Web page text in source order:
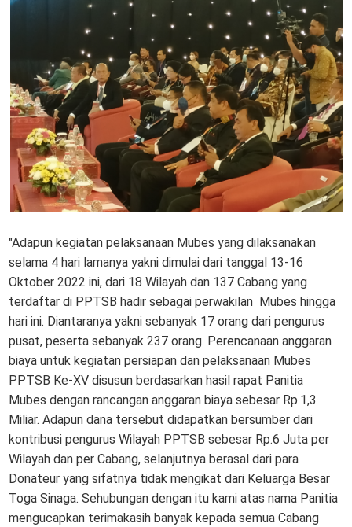
"Adapun kegiatan pelaksanaan Mubes yang dilaksanakan
selama 4 hari lamanya yakni dimulai dari tanggal 13-16
Oktober 2022 ini, dari 18 Wilayah dan 137 Cabang yang
terdaftar di PPTSB hadir sebagai perwakilan Mubes hingga
hari ini. Diantaranya yakni sebanyak 17 orang dari pengurus
pusat, peserta sebanyak 237 orang. Perencanaan anggaran
biaya untuk kegiatan persiapan dan pelaksanaan Mubes
PPTSB Ke-XV disusun berdasarkan hasil rapat Panitia
Mubes dengan rancangan anggaran biaya sebesar Rp.1,3
Miliar. Adapun dana tersebut didapatkan bersumber dari
kontribusi pengurus Wilayah PPTSB sebesar Rp.6 Juta per
Wilayah dan per Cabang, selanjutnya berasal dari para
Donateur yang sifatnya tidak mengikat dari Keluarga Besar
Toga Sinaga. Sehubungan dengan itu kami atas nama Panitia
mengucapkan terimakasih banyak kepada semua Cabang